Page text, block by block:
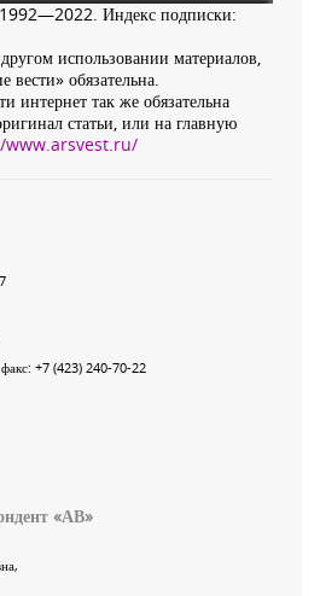
1992—2022. Индекс подписки:
использовании материалов,
вести» обязательна.
интернет так же обязательна
статьи, или на главную
+7 (423) 240-70-22
«АВ»